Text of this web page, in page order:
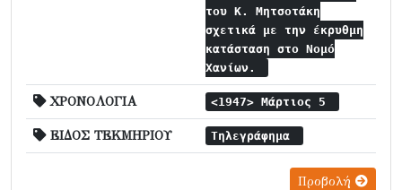
του Κ. Μητσοτάκη
σχετικά με την έκρυθμη
κατάσταση στο Νομό
Χανίων.
ΧΡΟΝΟΛΟΓΙΑ <1947> Μάρτιος 5
ΕΙΔΟΣ ΤΕΚΜΗΡΙΟΥ Τηλεγράφημα
Προβολή